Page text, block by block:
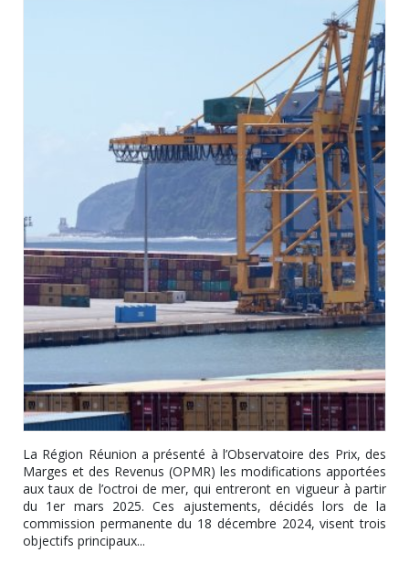
La Région Réunion a présenté à l’Observatoire des Prix, des
Marges et des Revenus (OPMR) les modifications apportées
aux taux de l’octroi de mer, qui entreront en vigueur à partir
du 1er mars 2025. Ces ajustements, décidés lors de la
commission permanente du 18 décembre 2024, visent trois
objectifs principaux...